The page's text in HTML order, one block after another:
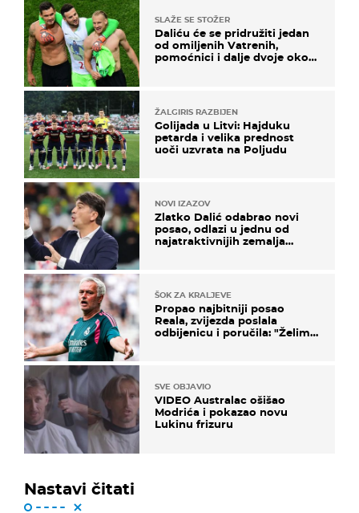
SLAŽE SE STOŽER
Daliću će se pridružiti jedan
od omiljenih Vatrenih,
pomoćnici i dalje dvoje oko
ŽALGIRIS RAZBIJEN
Golijada u Litvi: Hajduku
petarda i velika prednost
uoči uzvrata na Poljudu
NOVI IZAZOV
Zlatko Dalić odabrao novi
posao, odlazi u jednu od
najatraktivnijih zemalja
ŠOK ZA KRALJEVE
Propao najbitniji posao
Reala, zvijezda poslala
odbijenicu i poručila: "Želim
SVE OBJAVIO
VIDEO Australac ošišao
Modrića i pokazao novu
Lukinu frizuru
Nastavi čitati